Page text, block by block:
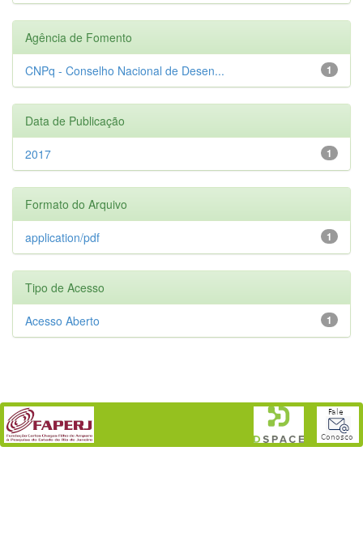
Agência de Fomento
1
CNPq - Conselho Nacional de Desen...
Data de Publicação
1
2017
Formato do Arquivo
1
application/pdf
Tipo de Acesso
1
Acesso Aberto